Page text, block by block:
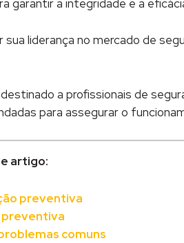
garantir a integridade e a
sua liderança no mercado de
a profissionais de
para assegurar o
artigo:
preventiva
preventiva
comuns